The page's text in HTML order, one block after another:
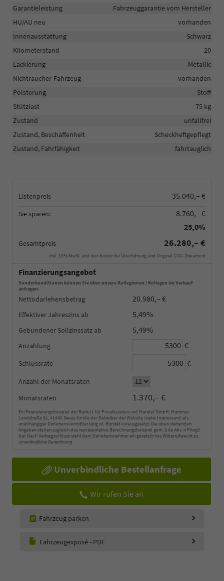
Listenpreis 35.040,– €
Sie sparen:
8.760,– €
25,0%
Gesamtpreis 26.280,– €
inkl. 19% MwSt. und den Kosten für Überführung und Original COC-Dokument
Finanzierungsangebot
Sonderkonditionen können Sie über unsere Kolleginnen / Kollegen im Verkauf
anfragen.
Nettodarlehensbetrag 20.980,– €
Effektiver Jahreszins 5,49%
Gebundener Sollzinssatz 5,49%
Anzahlung €
Schlussrate €
Anzahl der Monatsraten
Monatsraten
1.370,– €
Ein Finanzierungsbeispiel der Bank11 für Privatkunden und Handel GmbH, Hammer
Landstraße 91, 41460 Neuss für die der Betreiber der Website (siehe Impressum) als
unabhängiger Darlehensvermittler tätig ist. Bonität vorausgesetzt. Die oben stehenden
Angaben stellen zugleich das repräsentative Berechnungsbeispiel gem. § 6a Abs. 4 PAngV
dar. Nach Vertragsschluss steht dem Darlehensnehmer ein gesetzliches Widerrufsrecht zu.
unverbindliche Berechnung
Unverbindliche Bestellanfrage
Wir rufen Sie an
Fahrzeug parken
Fahrzeugexposé - PDF
Garantieleistung
Fahrzeuggarantie vom Hersteller
HU/AU neu
vorhanden
Innenausstattung
Schwarz
Kilometerstand
20
Lackierung
Metallic
Nichtraucher-Fahrzeug
vorhanden
Polsterung
Stoff
Stützlast
75 kg
Zustand
unfallfrei
Zustand, Beschaffenheit
Scheckheftgepflegt
Zustand, Fahrfähigkeit
fahrtauglich